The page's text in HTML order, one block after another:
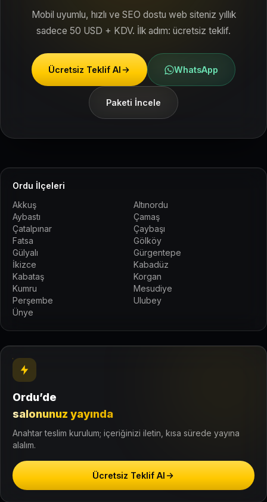
Mobil uyumlu, hızlı ve SEO dostu web siteniz yıllık
sadece 50 USD + KDV. İlk adım: ücretsiz teklif.
Ücretsiz Teklif Al WhatsApp
Paketi İncele
Ordu İlçeleri
Akkuş
Altınordu
Aybastı
Çamaş
Çatalpınar
Çaybaşı
Fatsa
Gölköy
Gülyalı
Gürgentepe
İkizce
Kabadüz
Kabataş
Korgan
Kumru
Mesudiye
Perşembe
Ulubey
Ünye
Ordu’de
salonunuz yayında
Anahtar teslim kurulum; içeriğinizi iletin, kısa sürede yayına
alalım.
Ücretsiz Teklif Al